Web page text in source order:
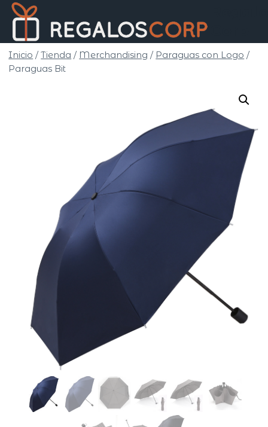
Saltar
contenido
Inicio / Tienda / Merchandising / Paraguas con Logo /
Paraguas Bit